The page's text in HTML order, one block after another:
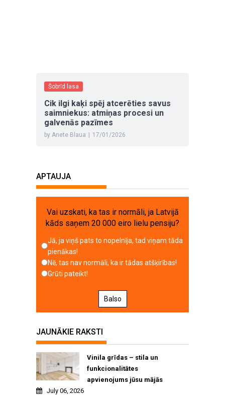
Šobrīd lasa
Cik ilgi kaķi spēj atcerēties savus
saimniekus: atmiņas procesi un
galvenās pazīmes
by Anete Blaua | 17/01/2026
APTAUJA
Vai uzskati, ka tas ir normāli, ja Latvijā
kāds saņem 20 000 eiro lielu pensiju?
Jā, ja viņš pats to nopelnīja, tad viņam tāda
pienākas!
Nē, tas nav normāli, ka ir tādas atšķirības!
Grūti pateikt!
Balso
JAUNĀKIE RAKSTI
Vinila grīdas – stila un
funkcionalitātes
apvienojums jūsu mājās
July 06, 2026